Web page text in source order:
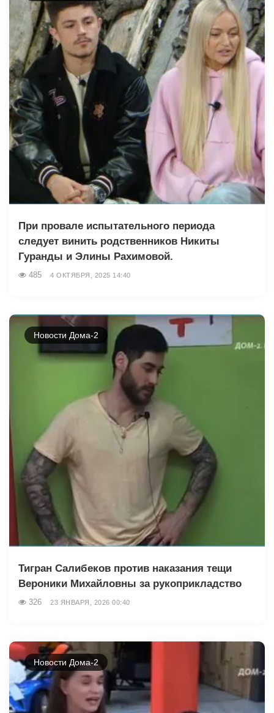
При провале испытательного периода
следует винить родственников Никиты
Гуранды и Элины Рахимовой.
485 4 ОКТЯБРЯ, 2025 14:40
Новости Дома-2
Тигран Салибеков против наказания тещи
Вероники Михайловны за рукоприкладство
326 23 ЯНВАРЯ, 2026 00:40
Новости Дома-2